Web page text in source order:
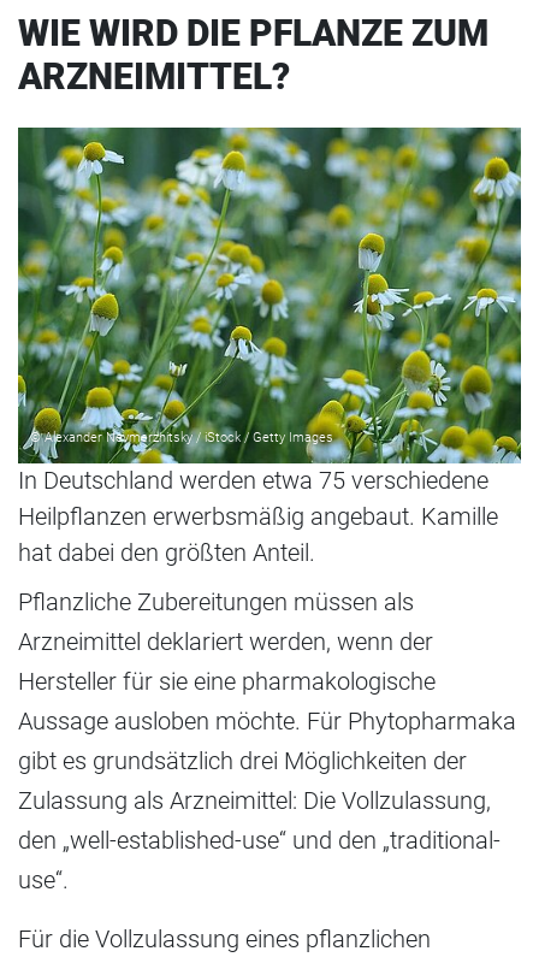
WIE WIRD DIE PFLANZE ZUM
ARZNEIMITTEL?
© Alexander Nevmerzhitsky / iStock / Getty Images
In Deutschland werden etwa 75 verschiedene
Heilpflanzen erwerbsmäßig angebaut. Kamille
hat dabei den größten Anteil.
Pflanzliche Zubereitungen müssen als
Arzneimittel deklariert werden, wenn der
Hersteller für sie eine pharmakologische
Aussage ausloben möchte. Für Phytopharmaka
gibt es grundsätzlich drei Möglichkeiten der
Zulassung als Arzneimittel: Die Vollzulassung,
den „well-established-use“ und den „traditional-
use“.
Für die Vollzulassung eines pflanzlichen